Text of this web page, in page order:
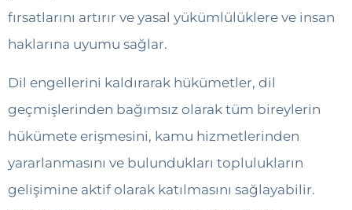
fırsatlarını artırır ve yasal yükümlülüklere ve insan
haklarına uyumu sağlar.
Dil engellerini kaldırarak hükümetler, dil
geçmişlerinden bağımsız olarak tüm bireylerin
hükümete erişmesini, kamu hizmetlerinden
yararlanmasını ve bulundukları toplulukların
gelişimine aktif olarak katılmasını sağlayabilir.